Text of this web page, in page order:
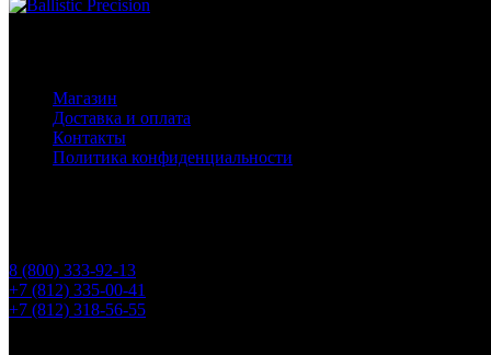
Магазин
Доставка и оплата
Контакты
Политика конфиденциальности
8 (800) 333-92-13
+7 (812) 335-00-41
+7 (812) 318-56-55